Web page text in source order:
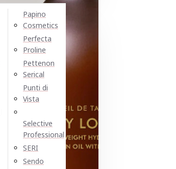
Papino
Cosmetics
Perfecta
Proline
Pettenon
Serical
Punti di
Vista
Selective
Professional
SERI
Sendo